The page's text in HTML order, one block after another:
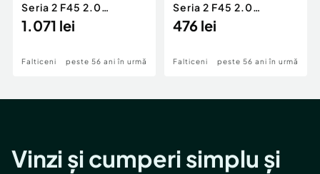
Seria 2 F45 2.0
Motorina 2016
1.071 lei
Falticeni peste 56 ani în urmă
Seria 2 F45 2.0
Motorina 2016
476 lei
Falticeni peste 56 ani în urmă
Vinzi și cumperi simplu și